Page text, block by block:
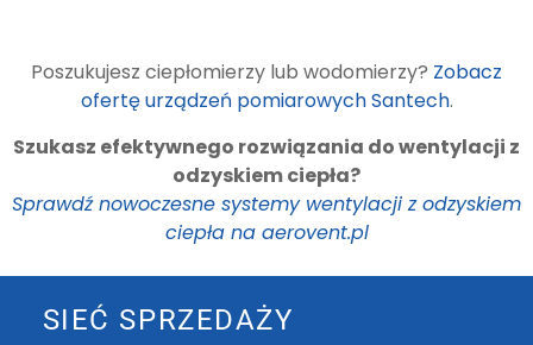
Poszukujesz ciepłomierzy lub wodomierzy? Zobacz
ofertę urządzeń pomiarowych Santech.
Szukasz efektywnego rozwiązania do wentylacji z
odzyskiem ciepła?
Sprawdź nowoczesne systemy wentylacji z odzyskiem
ciepła na aerovent.pl
SIEĆ SPRZEDAŻY